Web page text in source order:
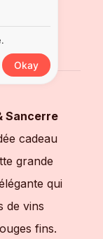
Sancerre
cadeau
grande
qui
de vins
fins.
Okay